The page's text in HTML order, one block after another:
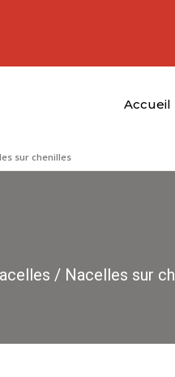
Accueil
sur chenilles
/ Nacelles sur